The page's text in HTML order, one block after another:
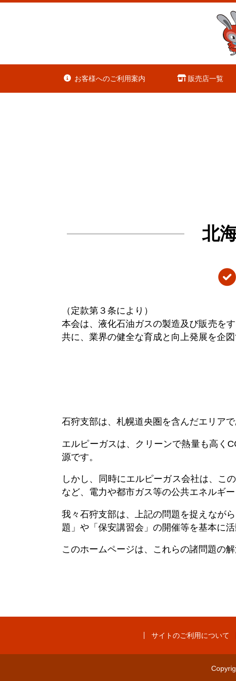
お客様へのご利用案内 販売店一覧
北
（定款第３条により）
本会は、液化石油ガスの製造及び販売を
共に、業界の健全な育成と向上発展を企図
石狩支部は、札幌道央圏を含んだエリア
エルピーガスは、クリーンで熱量も高く
源です。
しかし、同時にエルピーガス会社は、こ
など、電力や都市ガス等の公共エネルギー
我々石狩支部は、上記の問題を捉えなが
題」や「保安講習会」の開催等を基本に活
このホームページは、これらの諸問題の
サイトのご利用について